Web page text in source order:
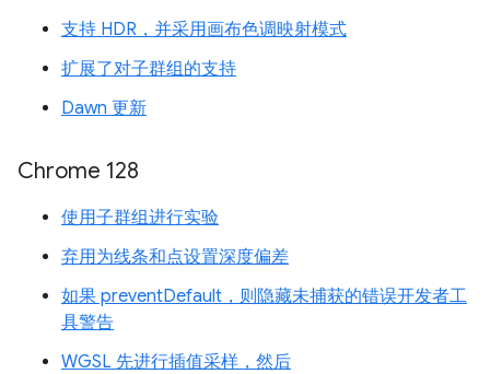
支持 HDR，并采用画布色调映射模式
扩展了对子群组的支持
Dawn 更新
Chrome 128
使用子群组进行实验
弃用为线条和点设置深度偏差
如果 preventDefault，则隐藏未捕获的错误开发者工
具警告
WGSL 先进行插值采样，然后